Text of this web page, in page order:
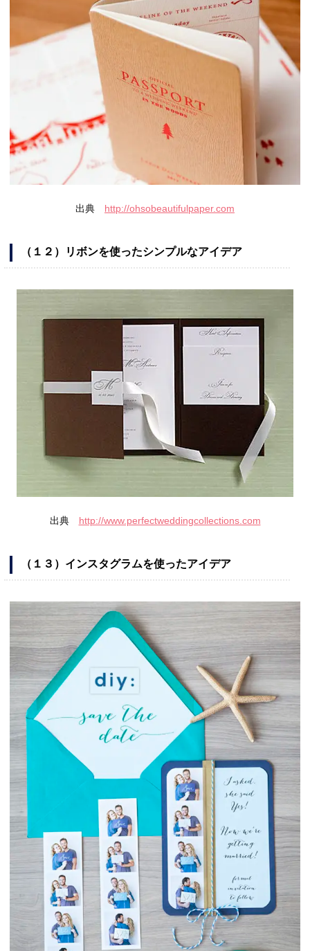
出典 http://ohsobeautifulpaper.com
（１２）リボンを使ったシンプルなアイデア
出典 http://www.perfectweddingcollections.com
（１３）インスタグラムを使ったアイデア